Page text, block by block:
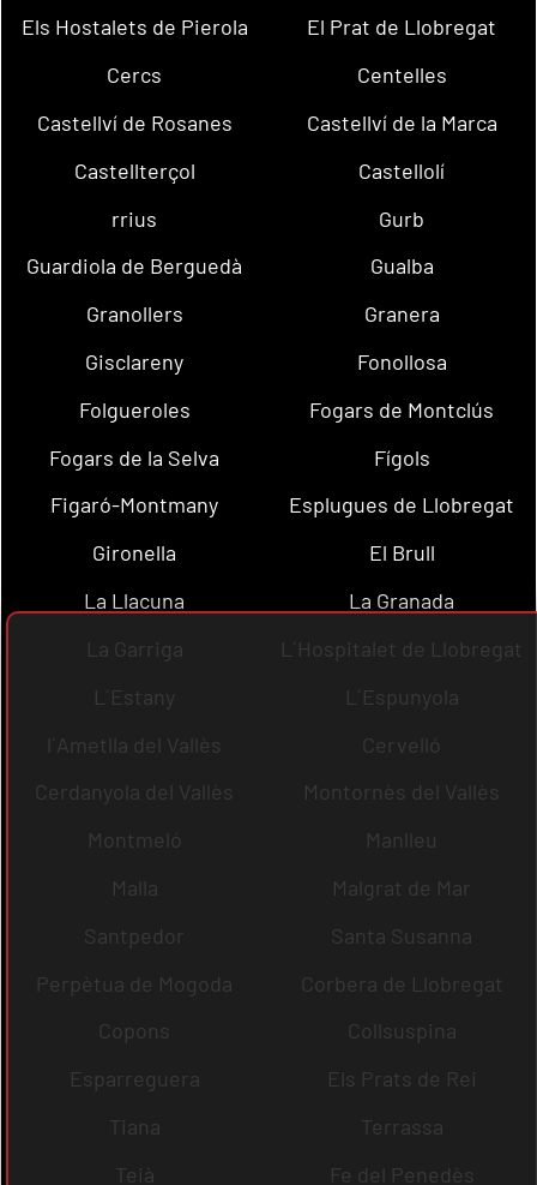
Els Hostalets de Pierola
El Prat de Llobregat
Cercs
Centelles
Castellví de Rosanes
Castellví de la Marca
Castellterçol
Castellolí
rrius
Gurb
Guardiola de Berguedà
Gualba
Granollers
Granera
Gisclareny
Fonollosa
Folgueroles
Fogars de Montclús
Fogars de la Selva
Fígols
Figaró-Montmany
Esplugues de Llobregat
Gironella
El Brull
La Llacuna
La Granada
La Garriga
L´Hospitalet de Llobregat
L´Estany
L´Espunyola
l´Ametlla del Vallès
Cervelló
Cerdanyola del Vallès
Montornès del Vallès
Montmeló
Manlleu
Malla
Malgrat de Mar
Santpedor
Santa Susanna
Perpètua de Mogoda
Corbera de Llobregat
Copons
Collsuspina
Esparreguera
Els Prats de Rei
Tiana
Terrassa
Teià
Fe del Penedès